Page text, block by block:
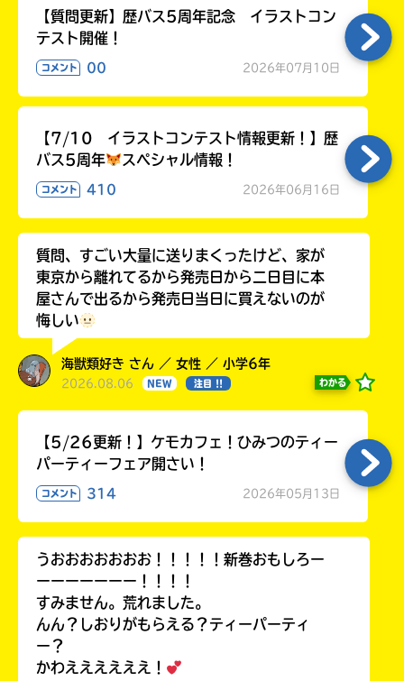
【質問更新】歴バス5周年記念 イラストコン
テスト開催！
コメント 00 2026年07月10日
【7/10 イラストコンテスト情報更新！】歴
バス5周年
スペシャル情報！
コメント 410 2026年06月16日
質問、すごい大量に送りまくったけど、家が
東京から離れてるから発売日から二日目に本
屋さんで出るから発売日当日に買えないのが
悔しい
海獣類好き さん ／ 女性 ／ 小学6年
2026.08.06 NEW 注目 !! わかる
【5/26更新！】ケモカフェ！ひみつのティー
パーティーフェア開さい！
コメント 314 2026年05月13日
うおおおおおおお！！！！！新巻おもしろー
ーーーーーーー！！！！
すみません。荒れました。
んん？しおりがもらえる？ティーパーティ
ー？
かわええええええ！